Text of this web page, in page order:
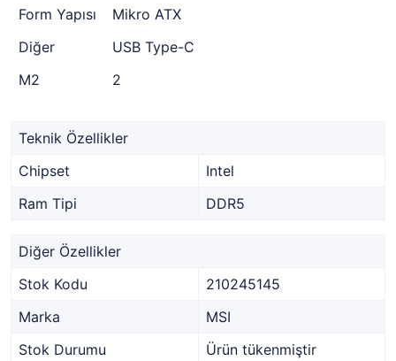
Form Yapısı
Mikro ATX
Diğer
USB Type-C
M2
2
Teknik Özellikler
Chipset
Intel
Ram Tipi
DDR5
Diğer Özellikler
Stok Kodu
210245145
Marka
MSI
Stok Durumu
Ürün tükenmiştir